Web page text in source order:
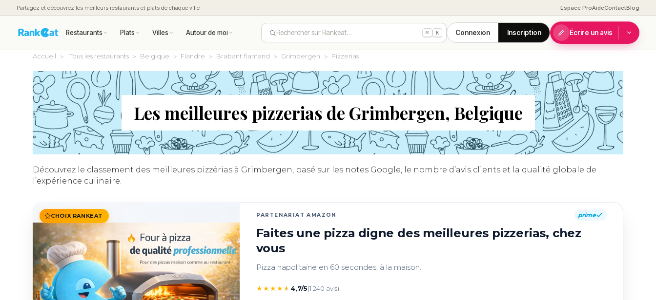
Partagez et découvrez les meilleurs restaurants et plats de chaque ville Espace ProAideContactBlog
Restaurants Plats Villes Autour de moi Rechercher sur Rankeat… ⌘ K Connexion Inscription Écrire un avis
Accueil Tous les restaurants Belgique Flandre Brabant flamand Grimbergen Pizzerias
Les meilleures pizzerias de Grimbergen, Belgique
Découvrez le classement des meilleures pizzérias à Grimbergen, basé sur les notes Google, le nombre d’avis clients et la qualité globale de
l’expérience culinaire.
CHOIX RANKEAT PARTENARIAT AMAZON prime
Faites une pizza digne des meilleures pizzerias, chez
vous
Pizza napolitaine en 60 secondes, à la maison.
★★★★★ 4,7/5(1 240 avis)